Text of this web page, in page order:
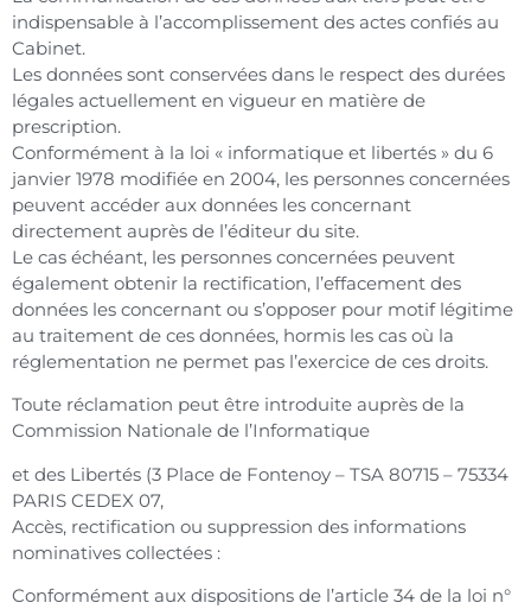
indispensable à l’accomplissement des actes confiés au
Cabinet.
Les données sont conservées dans le respect des durées
légales actuellement en vigueur en matière de
prescription.
Conformément à la loi « informatique et libertés » du 6
janvier 1978 modifiée en 2004, les personnes concernées
peuvent accéder aux données les concernant
directement auprès de l’éditeur du site.
Le cas échéant, les personnes concernées peuvent
également obtenir la rectification, l’effacement des
données les concernant ou s’opposer pour motif légitime
au traitement de ces données, hormis les cas où la
réglementation ne permet pas l’exercice de ces droits.
Toute réclamation peut être introduite auprès de la
Commission Nationale de l’Informatique
et des Libertés (3 Place de Fontenoy – TSA 80715 – 75334
PARIS CEDEX 07,
Accès, rectification ou suppression des informations
nominatives collectées :
Conformément aux dispositions de l’article 34 de la loi n°